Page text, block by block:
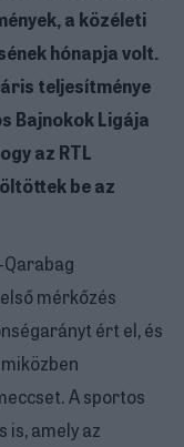
a közéleti
hónapja volt.
teljesítménye
Bajnokok Ligája
az RTL
be az
mérkőzés
ért el, és
A sportos
is, amely az